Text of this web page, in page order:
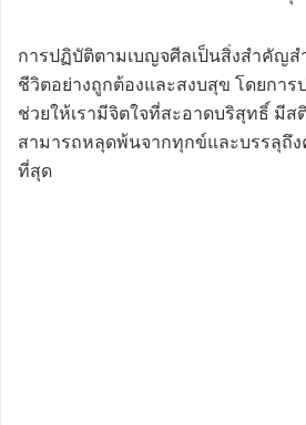
การปฏิบัติตามเบญจศีลเป็นสิ่งสำคัญส
ชีวิตอย่างถูกต้องและสงบสุข โดยการ
ช่วยให้เรามีจิตใจที่สะอาดบริสุทธิ์ มี
สามารถหลุดพ้นจากทุกข์และบรรลุถึ
ที่สุด